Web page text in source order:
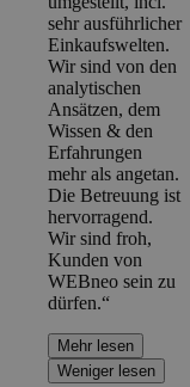
sehr ausführlicher
Einkaufswelten.
Wir sind von den
analytischen
Ansätzen, dem
Wissen & den
Erfahrungen
mehr als angetan.
Die Betreuung ist
hervorragend.
Wir sind froh,
Kunden von
WEBneo sein zu
dürfen.“
Mehr lesen
Weniger lesen